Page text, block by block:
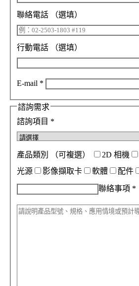
聯絡電話 （選填）
行動電話 （選填）
E-mail *
諮詢需求
諮詢項目 *
產品類別 （可複選） 2D 相機
光源
影像擷取卡 軟體 配件
聯絡事項 *